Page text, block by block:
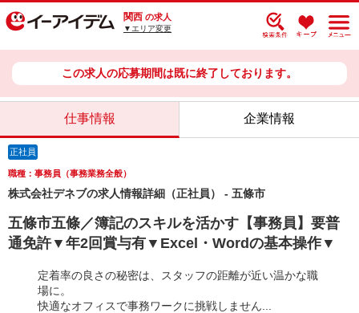
関西 の求人
▼エリア変更
この求人の応募期間は既に終了しております。
仕事情報 企業情報
正社員
職種：事務員（事務業務全般）
株式会社デネブの求人情報詳細（正社員） - 五條市
五條市五條／簿記のスキルを活かす【事務員】要普
通免許▼年2回賞与有▼Excel・Wordの基本操作▼
定着率の良さの秘密は、スタッフの距離が近い温かな職
場に。
快適なオフィスで事務ワークに挑戦しません...